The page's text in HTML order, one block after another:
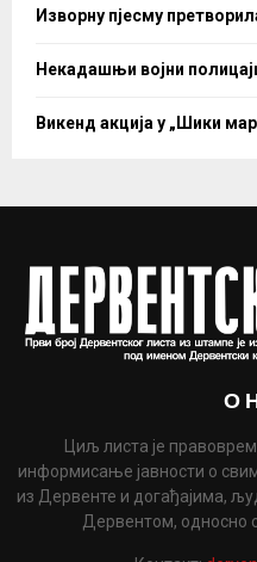
Изворну пјесму
Некадашњи војни
Викенд акција у „Шики
О
Циљ листа је
информисање јавности о
из Дервенте и догађајима,
Дервентом, односно